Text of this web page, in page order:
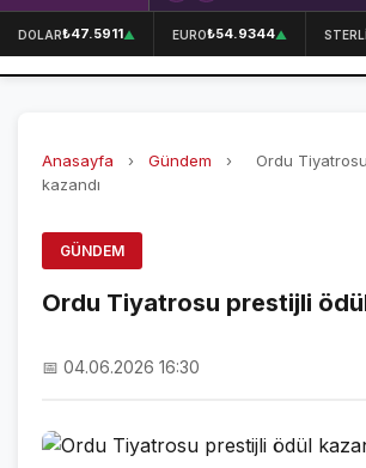
SPOR
SPOR HABERLERİ
FENERBAHÇE
ÖZEL SAYFALAR
HAVA DURUMU
DOLAR₺47.5911▲ EURO₺54.9344▲
Anasayfa › Gündem ›
Ordu
kazandı
GÜNDEM
Ordu Tiyatrosu prestijli
📅 04.06.2026 16:30